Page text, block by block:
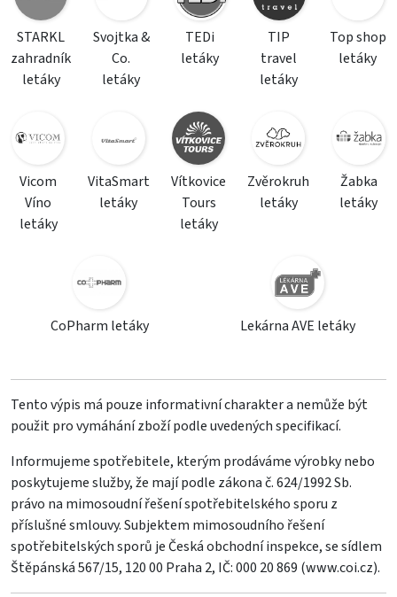
STARKL
zahradník
letáky
Svojtka &
Co.
letáky
TEDi
letáky
TIP
travel
letáky
Top shop
letáky
Vicom
Víno
letáky
VitaSmart
letáky
Vítkovice
Tours
letáky
Zvěrokruh
letáky
Žabka
letáky
CoPharm letáky Lekárna AVE letáky
Tento výpis má pouze informativní charakter a nemůže být
použit pro vymáhání zboží podle uvedených specifikací.
Informujeme spotřebitele, kterým prodáváme výrobky nebo
poskytujeme služby, že mají podle zákona č. 624/1992 Sb.
právo na mimosoudní řešení spotřebitelského sporu z
příslušné smlouvy. Subjektem mimosoudního řešení
spotřebitelských sporů je Česká obchodní inspekce, se sídlem
Štěpánská 567/15, 120 00 Praha 2, IČ: 000 20 869 (www.coi.cz).